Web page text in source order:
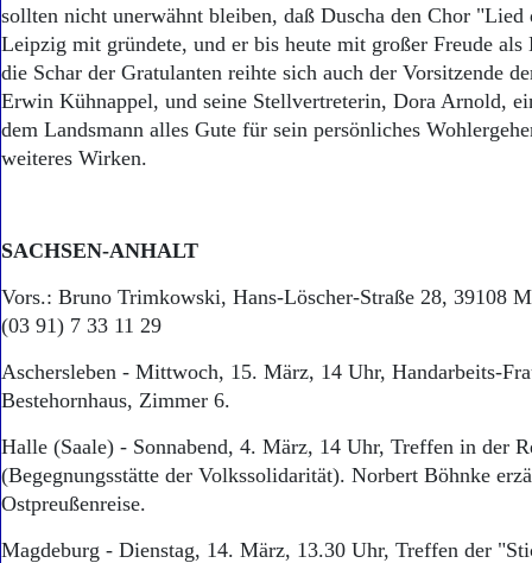
sollten nicht unerwähnt bleiben, daß Duscha den Chor
Leipzig mit gründete, und er bis heute mit großer Freude
die Schar der Gratulanten reihte sich auch der Vorsitzende
Erwin Kühnappel, und seine Stellvertreterin, Dora Arnold,
dem Landsmann alles Gute für sein persönliches
weiteres Wirken.
SACHSEN-ANHALT
Vors.: Bruno Trimkowski, Hans-Löscher-Straße 28, 39108
(03 91) 7 33 11 29
Aschersleben - Mittwoch, 15. März, 14 Uhr, Handarbeits-
Bestehornhaus, Zimmer 6.
Halle (Saale) - Sonnabend, 4. März, 14 Uhr, Treffen in der
(Begegnungsstätte der Volkssolidarität). Norbert Böhnke
Ostpreußenreise.
Magdeburg - Dienstag, 14. März, 13.30 Uhr, Treffen der